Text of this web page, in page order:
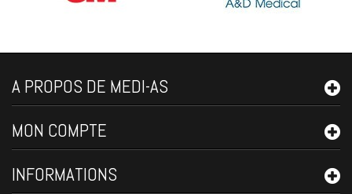
A PROPOS DE MEDI-AS
MON COMPTE
INFORMATIONS